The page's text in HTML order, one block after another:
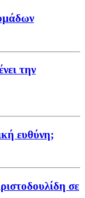
την
ευθύνη;
σε